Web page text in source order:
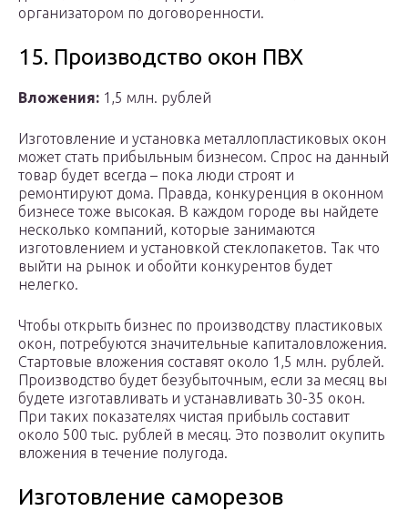
организатором по договоренности.
15. Производство окон ПВХ
Вложения: 1,5 млн. рублей
Изготовление и установка металлопластиковых окон
может стать прибыльным бизнесом. Спрос на данный
товар будет всегда – пока люди строят и
ремонтируют дома. Правда, конкуренция в оконном
бизнесе тоже высокая. В каждом городе вы найдете
несколько компаний, которые занимаются
изготовлением и установкой стеклопакетов. Так что
выйти на рынок и обойти конкурентов будет
нелегко.
Чтобы открыть бизнес по производству пластиковых
окон, потребуются значительные капиталовложения.
Стартовые вложения составят около 1,5 млн. рублей.
Производство будет безубыточным, если за месяц вы
будете изготавливать и устанавливать 30-35 окон.
При таких показателях чистая прибыль составит
около 500 тыс. рублей в месяц. Это позволит окупить
вложения в течение полугода.
Изготовление саморезов